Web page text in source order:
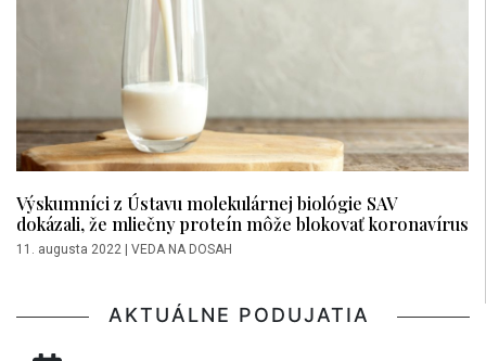
Výskumníci z Ústavu molekulárnej biológie SAV
dokázali, že mliečny proteín môže blokovať koronavírus
11. augusta 2022 VEDA NA DOSAH
AKTUÁLNE PODUJATIA